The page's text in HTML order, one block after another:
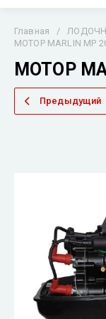
Главная /
МОТОР MARLIN MP
МОТОР
Предыдущий